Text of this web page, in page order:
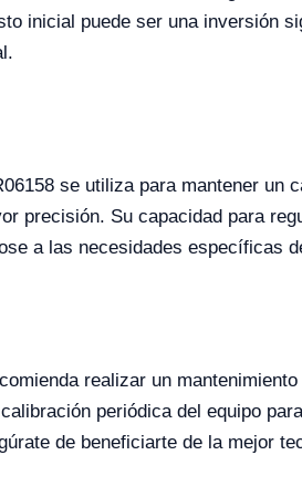
inicial puede ser una inversión
se utiliza para mantener un
precisión. Su capacidad para
a las necesidades específicas
realizar un
periódica del equipo
de beneficiarte de la mejor